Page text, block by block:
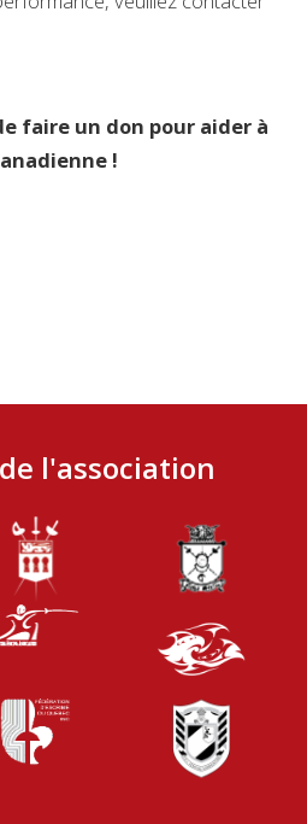
faire un don pour aider à
!
l'association